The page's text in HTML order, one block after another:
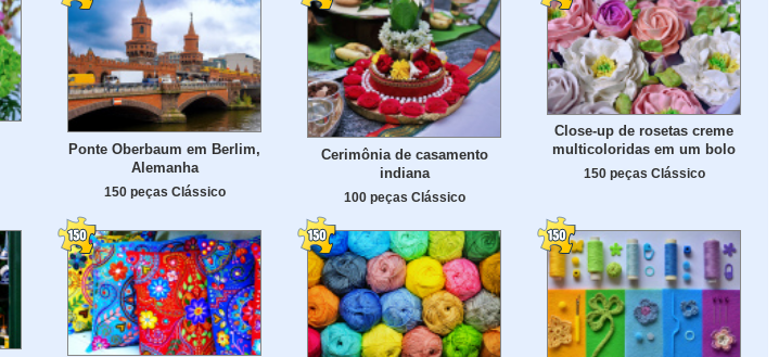
Ponte Oberbaum em Berlim,
Alemanha
150 peças Clássico
Cerimônia de casamento
indiana
100 peças Clássico
Close-up de rosetas creme
multicoloridas em um bolo
150 peças Clássico